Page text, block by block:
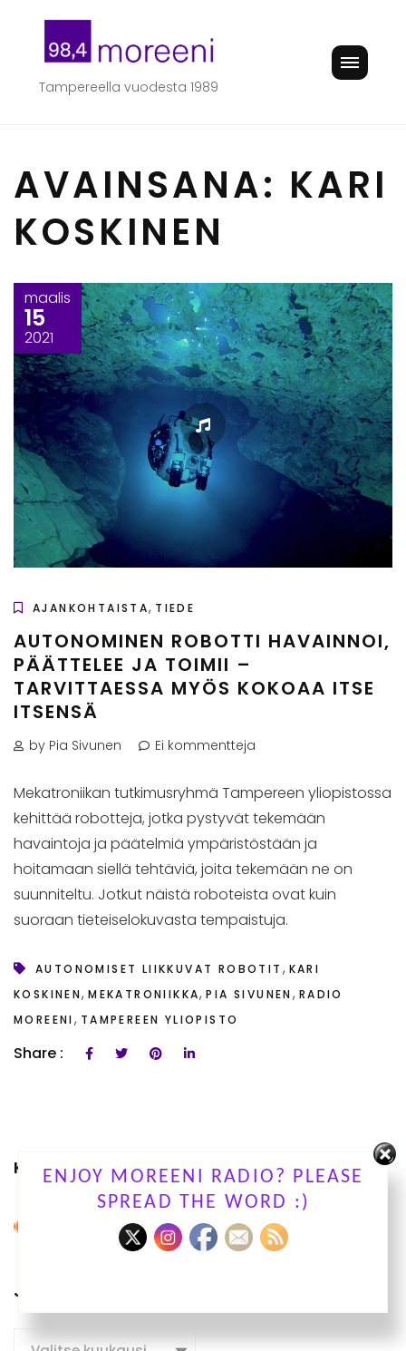
content
Tampereella vuodesta 1989
AVAINSANA: KARI
KOSKINEN
maalis
15
2021
AJANKOHTAISTA, TIEDE
AUTONOMINEN ROBOTTI HAVAINNOI,
PÄÄTTELEE JA TOIMII –
TARVITTAESSA MYÖS KOKOAA ITSE
ITSENSÄ
by Pia Sivunen Ei kommentteja
Mekatroniikan tutkimusryhmä Tampereen yliopistossa
kehittää robotteja, jotka pystyvät tekemään
havaintoja ja päätelmiä ympäristöstään ja
hoitamaan siellä tehtäviä, joita tekemään ne on
suunniteltu. Jotkut näistä roboteista ovat kuin
suoraan tieteiselokuvasta tempaistuja.
AUTONOMISET LIIKKUVAT ROBOTIT , KARI
KOSKINEN,MEKATRONIIKKA,PIA SIVUNEN , RADIO
MOREENI, TAMPEREEN YLIOPISTO
Share :
KUUNTELE OHJELMIAMME
JUTTUARKISTO
Juttuarkisto
ENJOY MOREENI RADIO? PLEASE
SPREAD THE WORD :)